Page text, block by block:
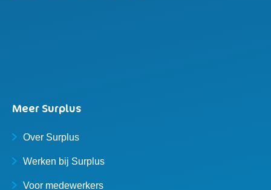
Meer Surplus
Over Surplus
Werken bij Surplus
Voor medewerkers